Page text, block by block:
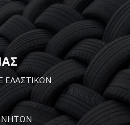
ΕΛΑΣΤΙΚΩΝ